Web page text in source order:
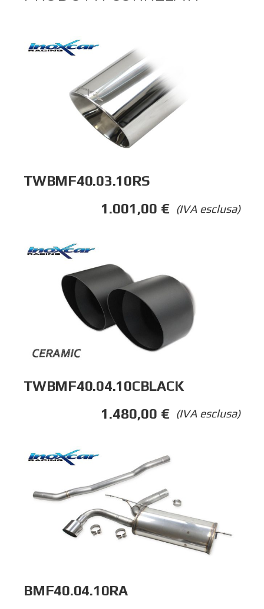
TWBMF40.03.10RS
(IVA esclusa)
1.001,00 €
TWBMF40.04.10CBLACK
(IVA esclusa)
1.480,00 €
BMF40.04.10RA